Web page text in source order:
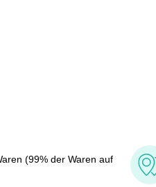
(99% der Waren auf